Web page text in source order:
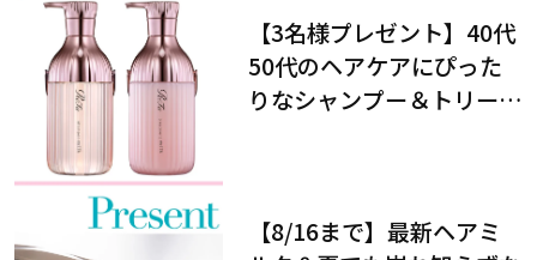
【3名様プレゼント】40代
50代のヘアケアにぴった
りなシャンプー＆トリート
【8/16まで】最新ヘアミ